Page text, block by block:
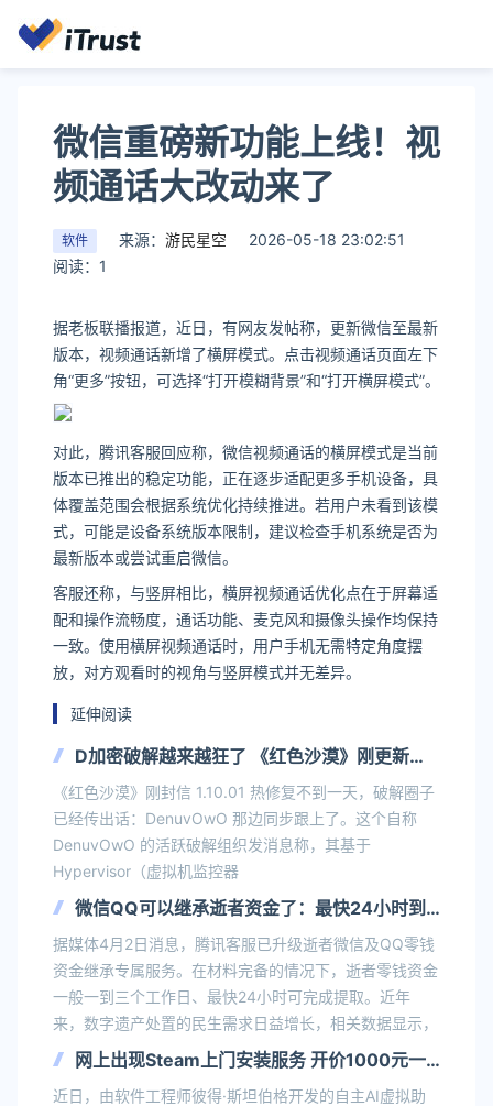
微信重磅新功能上线！视
频通话大改动来了
软件 来源： 游民星空
2026-05-18 23:02:51
阅读：1
据老板联播报道，近日，有网友发帖称，更新微信至最新
版本，视频通话新增了横屏模式。点击视频通话页面左下
角“更多”按钮，可选择“打开模糊背景”和“打开横屏模式”。
对此，腾讯客服回应称，微信视频通话的横屏模式是当前
版本已推出的稳定功能，正在逐步适配更多手机设备，具
体覆盖范围会根据系统优化持续推进。若用户未看到该模
式，可能是设备系统版本限制，建议检查手机系统是否为
最新版本或尝试重启微信。
客服还称，与竖屏相比，横屏视频通话优化点在于屏幕适
配和操作流畅度，通话功能、麦克风和摄像头操作均保持
一致。使用横屏视频通话时，用户手机无需特定角度摆
放，对方观看时的视角与竖屏模式并无差异。
延伸阅读
D加密破解越来越狂了 《红色沙漠》刚更新就
破解：但建议别碰
《红色沙漠》刚封信 1.10.01 热修复不到一天，破解圈子
已经传出话：DenuvOwO 那边同步跟上了。这个自称
DenuvOwO 的活跃破解组织发消息称，其基于
Hypervisor（虚拟机监控器
微信QQ可以继承逝者资金了：最快24小时到
账
据媒体4月2日消息，腾讯客服已升级逝者微信及QQ零钱
资金继承专属服务。在材料完备的情况下，逝者零钱资金
一般一到三个工作日、最快24小时可完成提取。近年
来，数字遗产处置的民生需求日益增长，相关数据显示，
网上出现Steam上门安装服务 开价1000元一
次
近日，由软件工程师彼得·斯坦伯格开发的自主AI虚拟助